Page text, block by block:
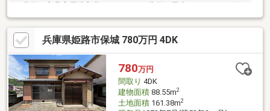
宅ローンにプラスできます。ローンを1本化することで毎月の返済
を軽く、安定した暮らしを実現可能です。自己資金0円からの住宅
購入が可能な「アールエステートのおまとめローン」を是非ご利
用ください！
兵庫県姫路市保城 780万円 4DK
780万円
間取り 4DK
建物面積88.55m2
土地面積161.38m2